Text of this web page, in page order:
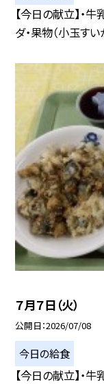
【今日の献立】・
ダ・果物（小玉すい
７月７日（火）
公開日 2026/07/08
今日の給食
【今日の献立】・